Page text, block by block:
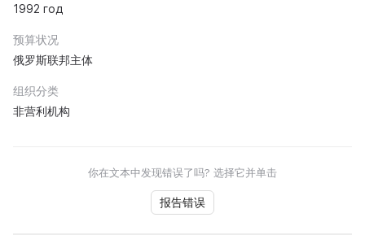
1992 год
预算状况
俄罗斯联邦主体
组织分类
非营利机构
你在文本中发现错误了吗? 选择它并单击
报告错误